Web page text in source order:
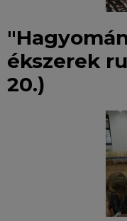
ékszerek
20.)